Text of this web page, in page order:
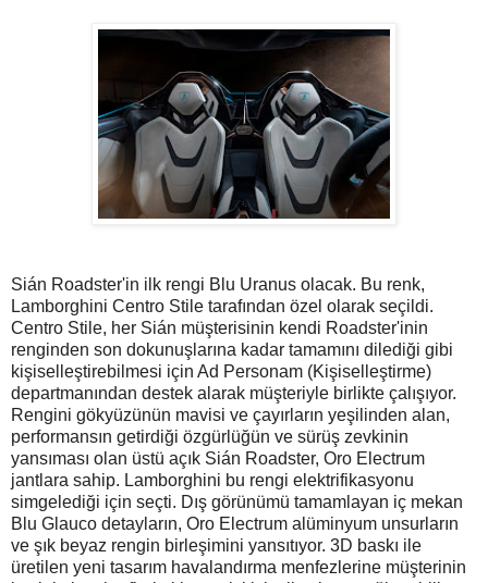
Sián Roadster'in ilk rengi Blu Uranus olacak. Bu renk,
Lamborghini Centro Stile tarafından özel olarak seçildi.
Centro Stile, her Sián müşterisinin kendi Roadster'inin
renginden son dokunuşlarına kadar tamamını dilediği gibi
kişiselleştirebilmesi için Ad Personam (Kişiselleştirme)
departmanından destek alarak müşteriyle birlikte çalışıyor.
Rengini gökyüzünün mavisi ve çayırların yeşilinden alan,
performansın getirdiği özgürlüğün ve sürüş zevkinin
yansıması olan üstü açık Sián Roadster, Oro Electrum
jantlara sahip. Lamborghini bu rengi elektrifikasyonu
simgelediği için seçti. Dış görünümü tamamlayan iç mekan
Blu Glauco detayların, Oro Electrum alüminyum unsurların
ve şık beyaz rengin birleşimini yansıtıyor. 3D baskı ile
üretilen yeni tasarım havalandırma menfezlerine müşterinin